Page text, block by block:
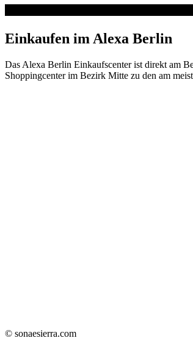
Einkaufen im Alexa Berlin
Das Alexa Berlin Einkaufscenter ist direkt am
Shoppingcenter im Bezirk Mitte zu den am
© sonaesierra.com